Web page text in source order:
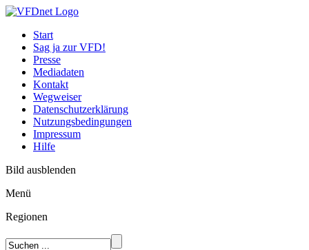
Start
Sag ja zur VFD!
Presse
Mediadaten
Kontakt
Wegweiser
Datenschutzerklärung
Nutzungsbedingungen
Impressum
Hilfe
Bild ausblenden
Menü
Regionen